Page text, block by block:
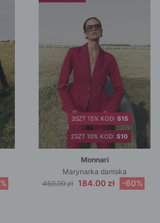
2SZT 10% KOD: S10
3SZT 15% KOD: S15
Monnari
Marynarka damska
459.99 zł 184.00 zł -60%